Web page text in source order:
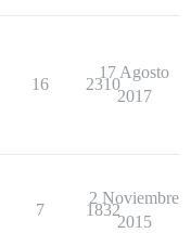
16 2310
17 Agosto
2017
7 1832
2 Noviembre
2015